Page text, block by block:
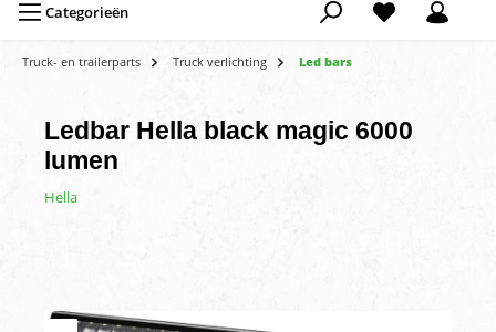
Categorieën
Truck- en trailerparts Truck verlichting Led bars
Ledbar Hella black magic 6000
lumen
Hella